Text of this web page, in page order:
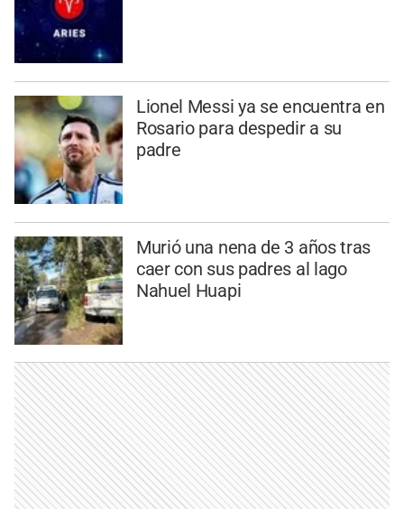
Lionel Messi ya se encuentra en
Rosario para despedir a su
padre
Murió una nena de 3 años tras
caer con sus padres al lago
Nahuel Huapi